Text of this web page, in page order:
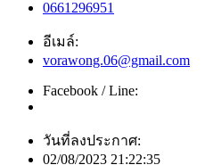
0661296951
อีเมล์:
vorawong.06@gmail.com
Facebook / Line:
วันที่ลงประกาศ:
02/08/2023 21:22:35